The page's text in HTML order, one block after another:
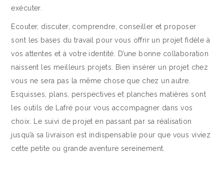
exécuter.
Ecouter, discuter, comprendre, conseiller et proposer
sont les bases du travail pour vous offrir un projet fidèle à
vos attentes et à votre identité. D’une bonne collaboration
naissent les meilleurs projets. Bien insérer un projet chez
vous ne sera pas la même chose que chez un autre.
Esquisses, plans, perspectives et planches matières sont
les outils de Lafré pour vous accompagner dans vos
choix. Le suivi de projet en passant par sa réalisation
jusqu’à sa livraison est indispensable pour que vous viviez
cette petite ou grande aventure sereinement.